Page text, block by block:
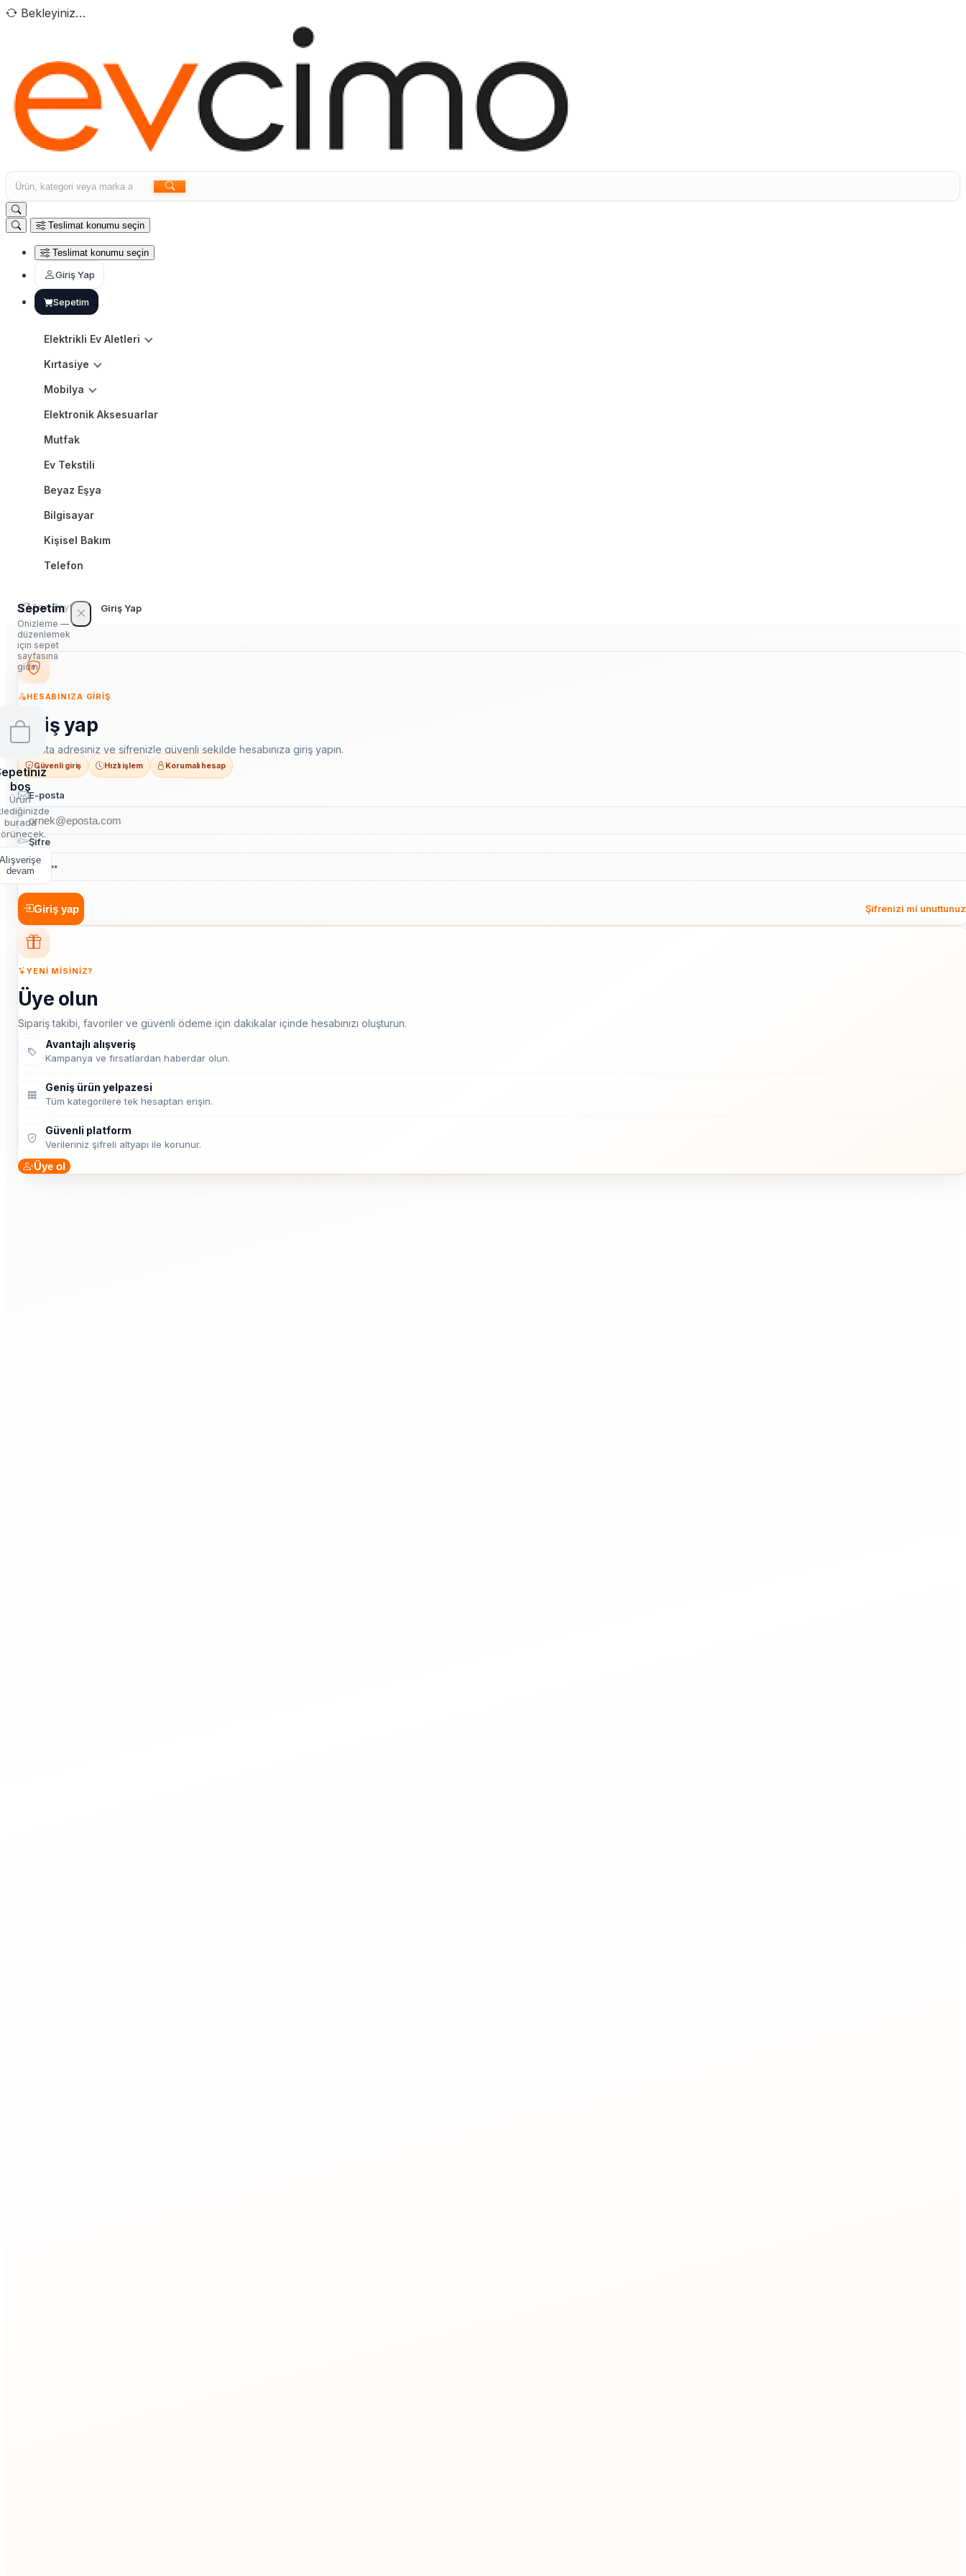
Bekleyiniz…
Teslimat konumu seçin
Teslimat konumu seçin
Giriş Yap
Sepetim
Elektrikli Ev Aletleri
Kırtasiye
Mobilya
Elektronik Aksesuarlar
Mutfak
Ev Tekstili
Beyaz Eşya
Bilgisayar
Kişisel Bakım
Telefon
Sepetim
Önizleme —
düzenlemek
için sepet
sayfasına
gidin
boş
Ürün
burada
Alışverişe
devam
Ana Sayfa Giriş Yap
HESABINIZA GIRIŞ
Giriş yap
E-posta adresiniz ve şifrenizle güvenli şekilde hesabınıza giriş yapın.
Güvenli giriş Hızlı işlem Korumalı hesap
E-posta
Şifre
Giriş yap Şifrenizi mi
YENI MISINIZ?
Üye olun
Sipariş takibi, favoriler ve güvenli ödeme için dakikalar içinde hesabınızı oluşturun.
Avantajlı alışveriş
Kampanya ve fırsatlardan haberdar olun.
Geniş ürün yelpazesi
Tüm kategorilere tek hesaptan erişin.
Güvenli platform
Verileriniz şifreli altyapı ile korunur.
Üye ol